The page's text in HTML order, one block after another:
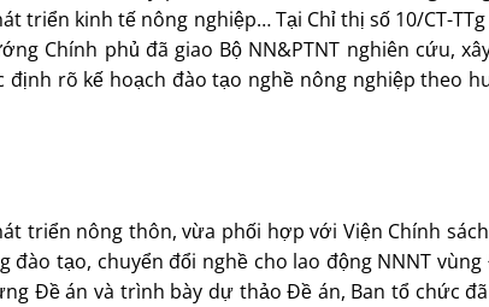
triển kinh tế nông nghiệp… Tại Chỉ thị số 10/CT-
Chính phủ đã giao Bộ NN&PTNT nghiên cứu,
định rõ kế hoạch đào tạo nghề nông nghiệp
triển nông thôn, vừa phối hợp với Viện Chính
tạo, chuyển đổi nghề cho lao động NNNT
Ðề án và trình bày dự thảo Ðề án, Ban tổ chức